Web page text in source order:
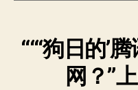
““‘狗日的’
网？”